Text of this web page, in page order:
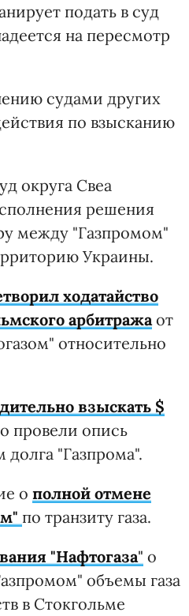
подать в суд
на пересмотр
судами других
по взысканию
округа Свеа
решения
между "Газпромом"
Украины.
ходатайство
арбитража от
относительно
взыскать $
провели опись
"Газпрома".
о полной отмене
по транзиту газа.
"Нафтогаза" о
объемы газа
в Стокгольме